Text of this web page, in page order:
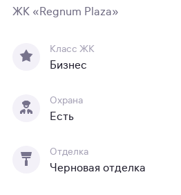
ЖК «Regnum Plaza»
Класс ЖК
Бизнес
Охрана
Есть
Отделка
Черновая отделка